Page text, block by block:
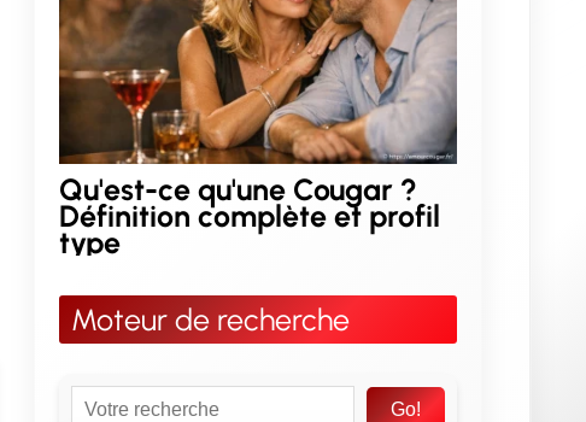
Qu'est-ce qu'une Cougar ?
Définition complète et profil
type
Moteur de recherche
Go!